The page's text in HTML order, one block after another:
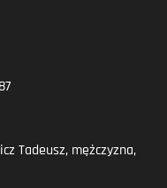
Tadeusz, mężczyzna,